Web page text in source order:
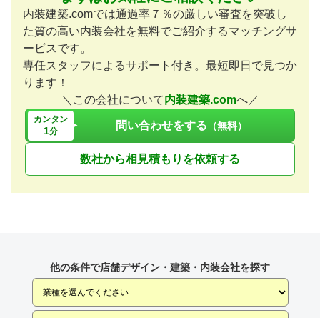
内装建築.comでは通過率７％の厳しい審査を突破し
た質の高い内装会社を無料でご紹介するマッチングサ
ービスです。
専任スタッフによるサポート付き。最短即日で見つか
ります！
＼この会社について内装建築.comへ／
カンタン
1分 問い合わせをする （無料）
数社から相見積もりを依頼する
他の条件で店舗デザイン・建築・内装会社を探す